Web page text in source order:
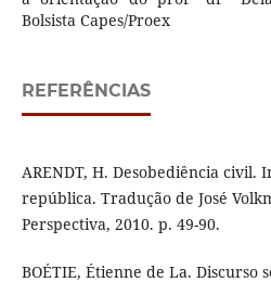
Bolsista Capes/Proex
REFERÊNCIAS
ARENDT, H. Desobediência civil.
república. Tradução de José
Perspectiva, 2010. p. 49-90.
BOÉTIE, Étienne de La. Discurso